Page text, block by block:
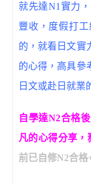
就先達N1實力
豐收，度假打
的，就看日文實
的心得，高具參
日文或赴日就業
自學達N2合格
凡的心得分享，
前已自修N2合格